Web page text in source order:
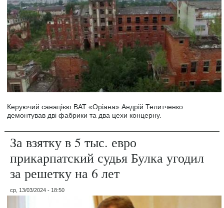
Керуючий санацією ВАТ «Оріана» Андрій Телитченко
демонтував дві фабрики та два цехи концерну.
За взятку в 5 тыс. евро
прикарпатский судья Булка угодил
за решетку на 6 лет
ср, 13/03/2024 - 18:50